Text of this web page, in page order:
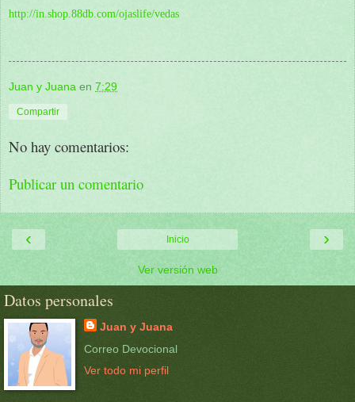
http://in.shop.88db.com/ojaslife/vedas
Juan y Juana en 7:29
Compartir
No hay comentarios:
Publicar un comentario
‹ ›
Inicio
Ver versión web
Datos personales
Juan y Juana
Correo Devocional
Ver todo mi perfil